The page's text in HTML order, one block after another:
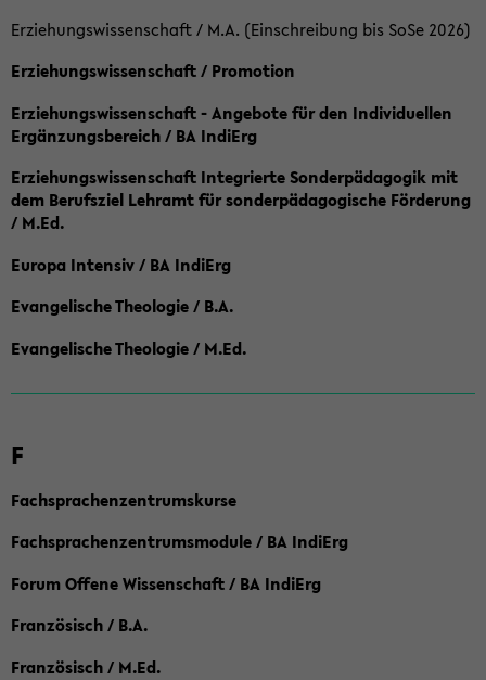
Erziehungswissenschaft / M.A. (Einschreibung bis SoSe 2026)
Erziehungswissenschaft / Promotion
Erziehungswissenschaft - Angebote für den Individuellen
Ergänzungsbereich / BA IndiErg
Erziehungswissenschaft Integrierte Sonderpädagogik mit
dem Berufsziel Lehramt für sonderpädagogische Förderung
/ M.Ed.
Europa Intensiv / BA IndiErg
Evangelische Theologie / B.A.
Evangelische Theologie / M.Ed.
F
Fachsprachenzentrumskurse
Fachsprachenzentrumsmodule / BA IndiErg
Forum Offene Wissenschaft / BA IndiErg
Französisch / B.A.
Französisch / M.Ed.